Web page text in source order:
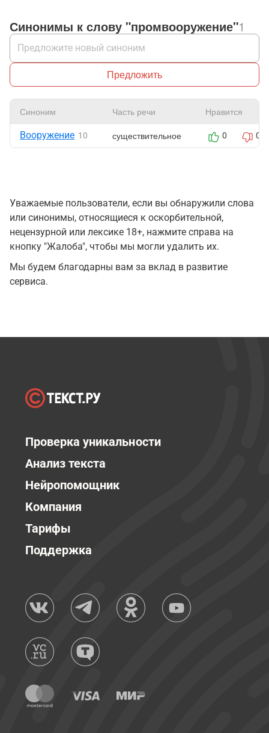
Синонимы к слову "промвооружение"1
Предложить
Синоним Часть речи Нравится
Вооружение 10 существительное 0 0
Уважаемые пользователи, если вы обнаружили слова
или синонимы, относящиеся к оскорбительной,
нецензурной или лексике 18+, нажмите справа на
кнопку "Жалоба", чтобы мы могли удалить их.
Мы будем благодарны вам за вклад в развитие
сервиса.
Проверка уникальности
Анализ текста
Нейропомощник
Компания
Тарифы
Поддержка